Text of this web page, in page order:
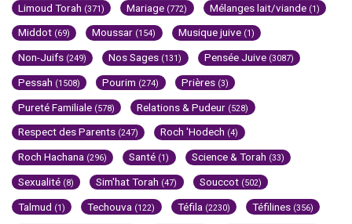
Limoud Torah (371) Mariage (772) Mélanges lait/viande (1)
Middot (69) Moussar (154) Musique juive (1)
Non-Juifs (249) Nos Sages (131) Pensée Juive (3087)
Pessah (1508) Pourim (274) Prières (3)
Pureté Familiale (578) Relations & Pudeur (528)
Respect des Parents (247) Roch 'Hodech (4)
Roch Hachana (296) Santé (1) Science & Torah (33)
Sexualité (8) Sim'hat Torah (47) Souccot (502)
Talmud (1) Techouva (122) Téfila (2230) Téfilines (356)